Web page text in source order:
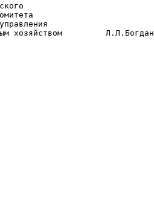
хозяйством         Л.Л.Богдан